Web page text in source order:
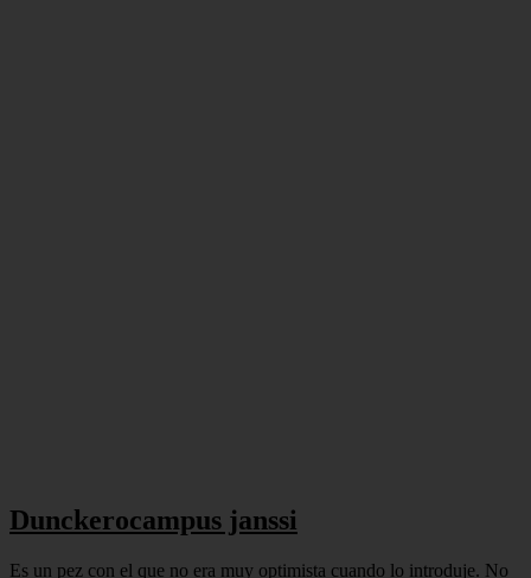
Dunckerocampus janssi
Es un pez con el que no era muy optimista cuando lo introduje. No